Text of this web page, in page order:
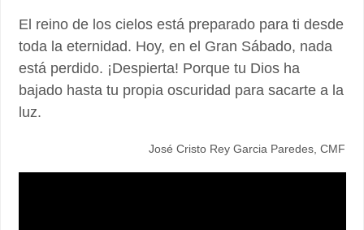
El reino de los cielos está preparado para ti desde
toda la eternidad. Hoy, en el Gran Sábado, nada
está perdido. ¡Despierta! Porque tu Dios ha
bajado hasta tu propia oscuridad para sacarte a la
luz.
José Cristo Rey Garcia Paredes, CMF